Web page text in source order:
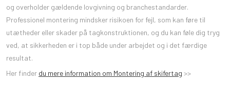
og overholder gældende lovgivning og branchestandarder.
Professionel montering mindsker risikoen for fejl, som kan føre til
utætheder eller skader på tagkonstruktionen, og du kan føle dig tryg
ved, at sikkerheden er i top både under arbejdet og i det færdige
resultat.
Her finder du mere information om Montering af skifertag >>